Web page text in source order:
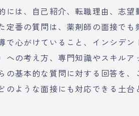
には、自己紹介、転職理由、志
定番の質問は、薬剤師の面接で
で心がけていること、インシデ
への考え方、専門知識やスキルア
の基本的な質問に対する回答を
のような面接にも対応できる土台